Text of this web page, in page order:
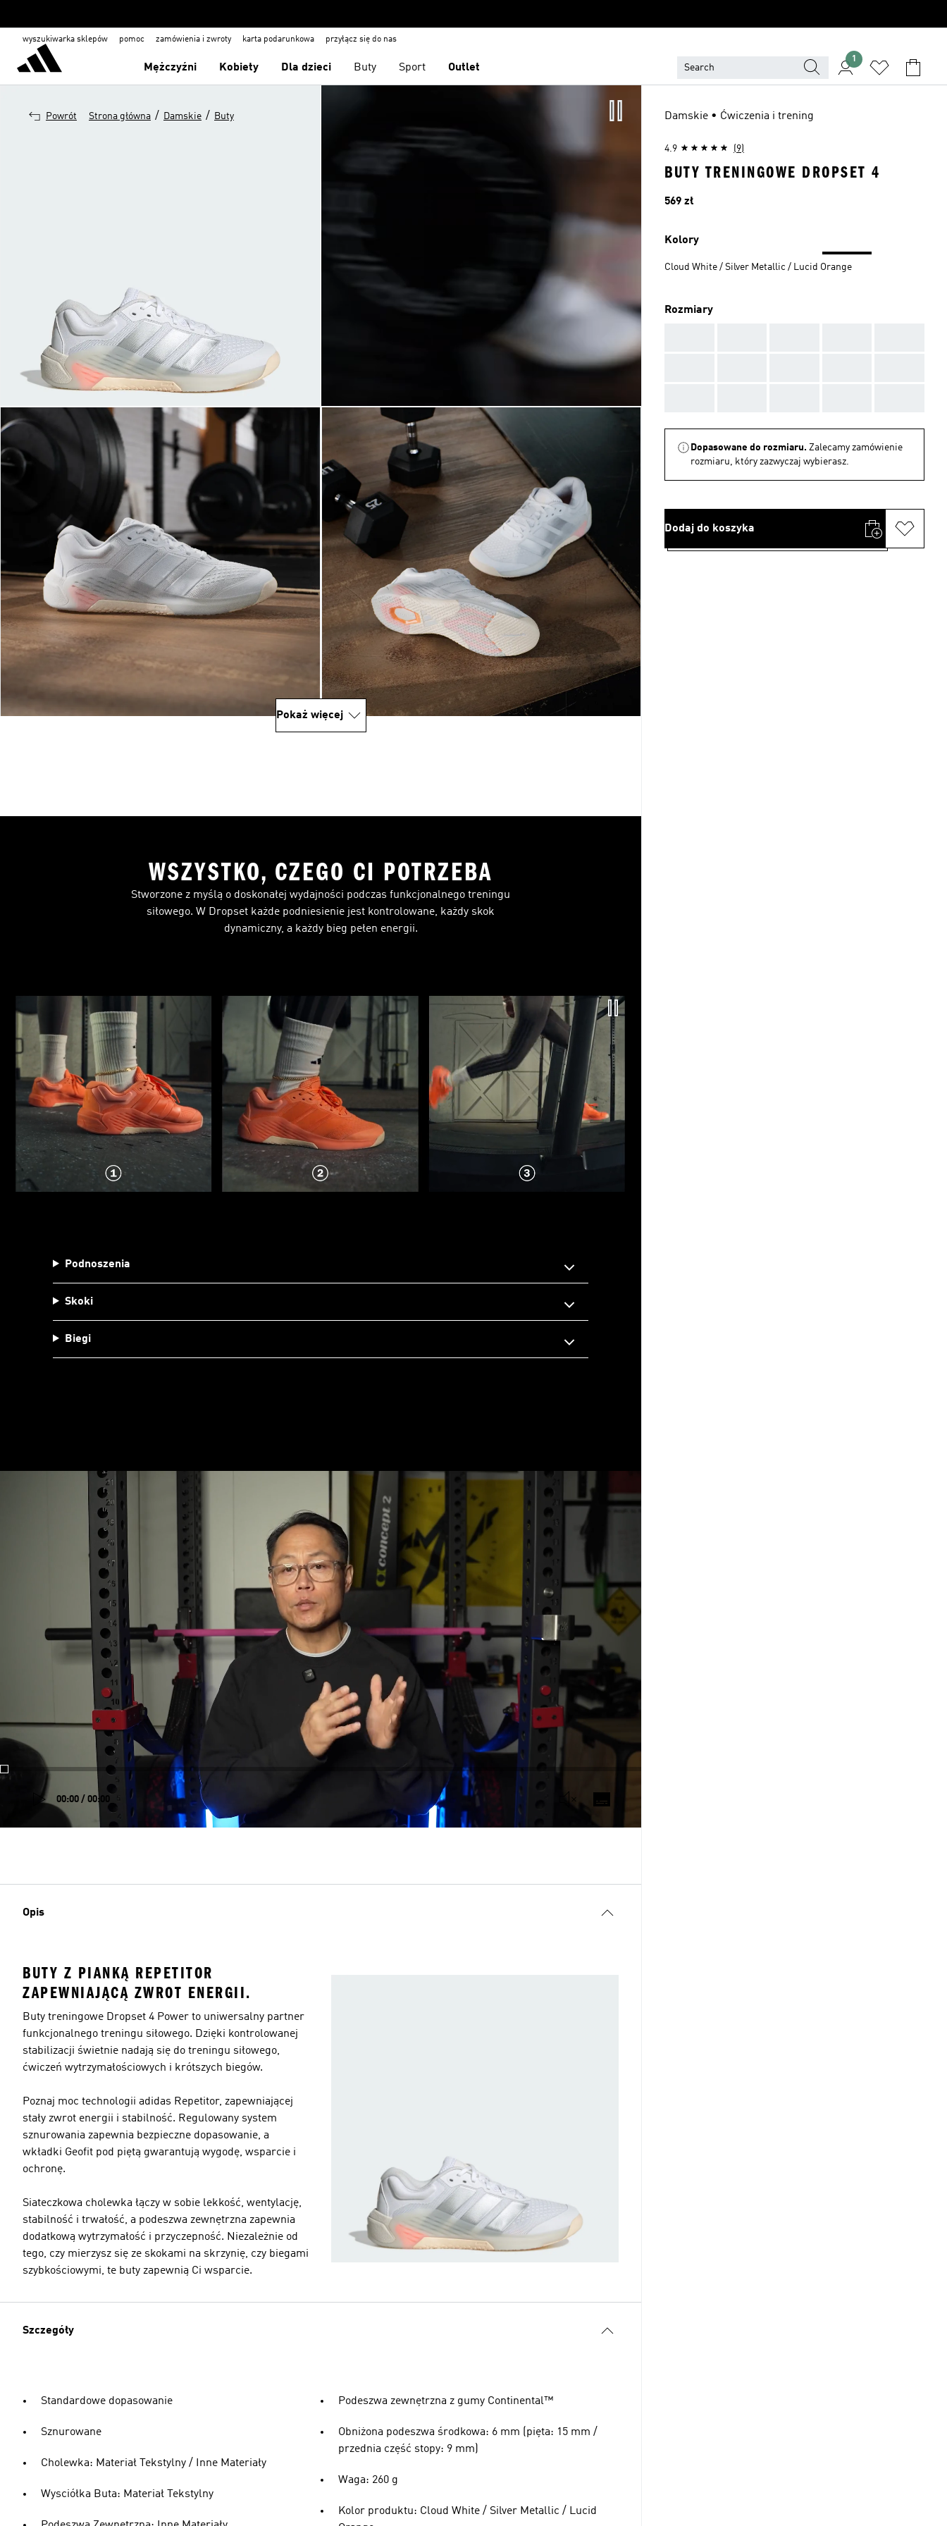
wyszukiwarka sklepów pomoc zamówienia i zwroty karta podarunkowa przyłącz się do nas
Mężczyźni Kobiety Dla dzieci Buty Sport Outlet
1
Powrót Strona główna / Damskie / Buty
Pokaż więcej
WSZYSTKO, CZEGO CI POTRZEBA
Stworzone z myślą o doskonałej wydajności podczas funkcjonalnego treningu
siłowego. W Dropset każde podniesienie jest kontrolowane, każdy skok
dynamiczny, a każdy bieg pełen energii.
Podnoszenia
Skoki
Biegi
00:00 / 00:00
Opis
BUTY Z PIANKĄ REPETITOR
ZAPEWNIAJĄCĄ ZWROT ENERGII.
Buty treningowe Dropset 4 Power to uniwersalny partner
funkcjonalnego treningu siłowego. Dzięki kontrolowanej
stabilizacji świetnie nadają się do treningu siłowego,
ćwiczeń wytrzymałościowych i krótszych biegów.
Poznaj moc technologii adidas Repetitor, zapewniającej
stały zwrot energii i stabilność. Regulowany system
sznurowania zapewnia bezpieczne dopasowanie, a
wkładki Geofit pod piętą gwarantują wygodę, wsparcie i
ochronę.
Siateczkowa cholewka łączy w sobie lekkość, wentylację,
stabilność i trwałość, a podeszwa zewnętrzna zapewnia
dodatkową wytrzymałość i przyczepność. Niezależnie od
tego, czy mierzysz się ze skokami na skrzynię, czy biegami
szybkościowymi, te buty zapewnią Ci wsparcie.
Szczegóły
Standardowe dopasowanie
Sznurowane
Cholewka: Materiał Tekstylny / Inne Materiały
Wysciółka Buta: Materiał Tekstylny
Podeszwa zewnętrzna z gumy Continental™
Obniżona podeszwa środkowa: 6 mm (pięta: 15 mm /
przednia część stopy: 9 mm)
Waga: 260 g
Kolor produktu: Cloud White / Silver Metallic / Lucid
Damskie • Ćwiczenia i trening
4.9 (9)
BUTY TRENINGOWE DROPSET 4
Cena
569 zł
Kolory
Cloud White / Silver Metallic / Lucid Orange
Rozmiary
Dopasowane do rozmiaru. Zalecamy zamówienie
rozmiaru, który zazwyczaj wybierasz.
Dodaj do koszyka